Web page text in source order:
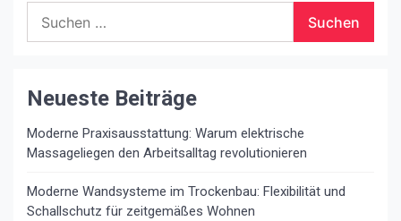
nach:
Neueste Beiträge
Moderne Praxisausstattung: Warum elektrische
Massageliegen den Arbeitsalltag revolutionieren
Moderne Wandsysteme im Trockenbau: Flexibilität und
Schallschutz für zeitgemäßes Wohnen